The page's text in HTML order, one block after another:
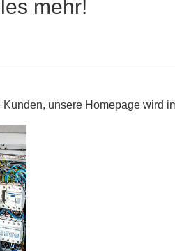
mehr!
Kunden, unsere Homepage wird